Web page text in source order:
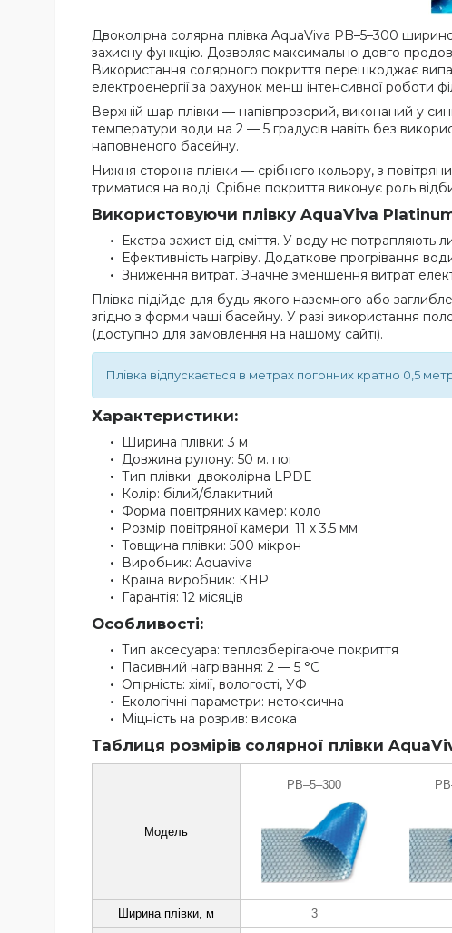
Двоколірна солярна плівка AquaViva PB–5–300
захисну функцію. Дозволяє максимально довго
Використання солярного покриття перешкоджає
електроенергії за рахунок менш інтенсивної роботи
Верхній шар плівки — напівпрозорий, виконаний у
температури води на 2 — 5 градусів навіть без
наповненого басейну.
Нижня сторона плівки — срібного кольору, з
триматися на воді. Срібне покриття виконує роль
Використовуючи плівку AquaViva
Екстра захист від сміття. У воду не потрапляють
Ефективність нагріву. Додаткове прогрівання
Зниження витрат. Значне зменшення витрат
Плівка підійде для будь-якого наземного або
згідно з форми чаші басейну. У разі використання
(доступно для замовлення на нашому сайті).
Плівка відпускається в метрах погонних кратно 0,5
Характеристики:
Ширина плівки: 3 м
Довжина рулону: 50 м. пог
Тип плівки: двоколірна LPDE
Колір: білий/блакитний
Форма повітряних камер: коло
Розмір повітряної камери: 11 х 3.5 мм
Товщина плівки: 500 мікрон
Виробник: Aquaviva
Країна виробник: КНР
Гарантія: 12 місяців
Особливості:
Тип аксесуара: теплозберігаюче покриття
Пасивний нагрівання: 2 — 5 °C
Опірність: хімії, вологості, УФ
Екологічні параметри: нетоксична
Міцність на розрив: висока
Таблиця розмірів солярної плівки
Модель
PB–5–300
Ширина плівки, м 3